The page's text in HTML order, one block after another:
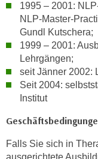
1995 – 2001:
NLP-Master-
Gundl Kutschera;
1999 – 2001:
Lehrgängen;
seit Jänner 2002:
Seit 2004:
Institut
Falls Sie sich in
ausgerichtete